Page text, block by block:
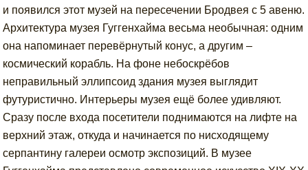
и появился этот музей на пересечении Бродвея с 5 авеню.
Архитектура музея Гуггенхайма весьма необычная: одним
она напоминает перевёрнутый конус, а другим –
космический корабль. На фоне небоскрёбов
неправильный эллипсоид здания музея выглядит
футуристично. Интерьеры музея ещё более удивляют.
Сразу после входа посетители поднимаются на лифте на
верхний этаж, откуда и начинается по нисходящему
серпантину галереи осмотр экспозиций. В музее